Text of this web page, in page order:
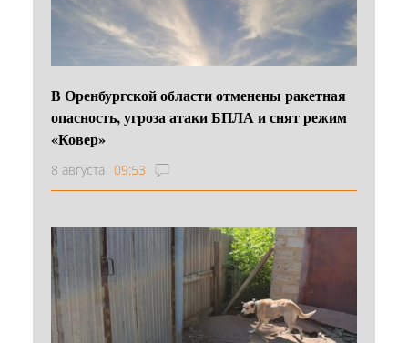
В Оренбургской области отменены ракетная
опасность, угроза атаки БПЛА и снят режим
«Ковер»
8 августа 09:53